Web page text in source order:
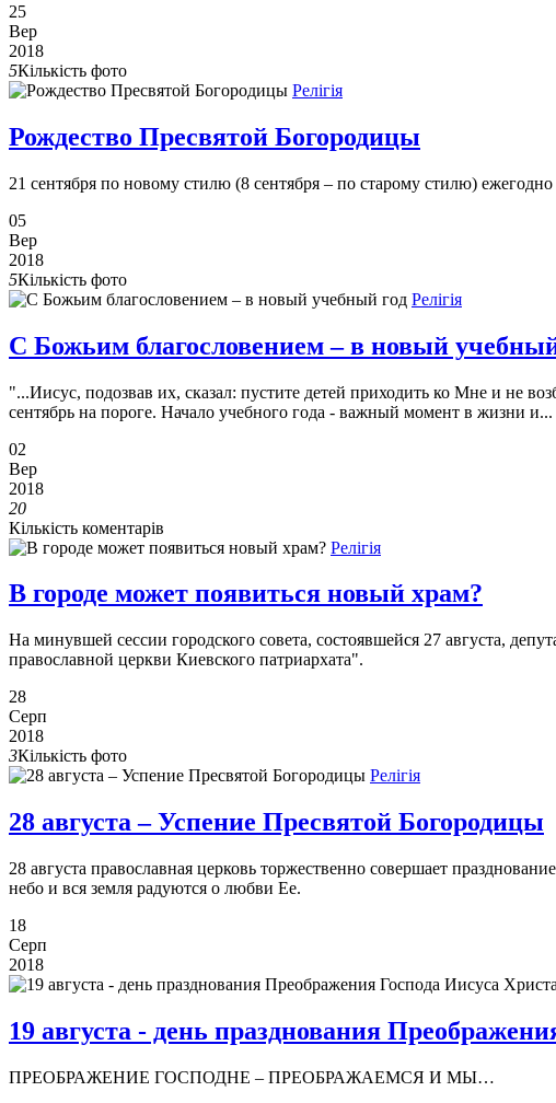
25
Вер
2018
5Кількість фото
Релігія
Рождество Пресвятой Богородицы
21 сентября по новому стилю (8 сентября – по старому стилю)
05
Вер
2018
5Кількість фото
Релігія
С Божьим благословением – в новый
"...Иисус, подозвав их, сказал: пустите детей приходить ко Мне и не
сентябрь на пороге. Начало учебного года - важный момент в жизни и...
02
Вер
2018
20
Кількість коментарів
Релігія
В городе может появиться новый храм?
На минувшей сессии городского совета, состоявшейся 27 августа,
православной церкви Киевского патриархата".
28
Серп
2018
3Кількість фото
Релігія
28 августа – Успение Пресвятой Богородицы
28 августа православная церковь торжественно совершает
небо и вся земля радуются о любви Ее.
18
Серп
2018
19 августа - день празднования
ПРЕОБРАЖЕНИЕ ГОСПОДНЕ – ПРЕОБРАЖАЕМСЯ И МЫ…